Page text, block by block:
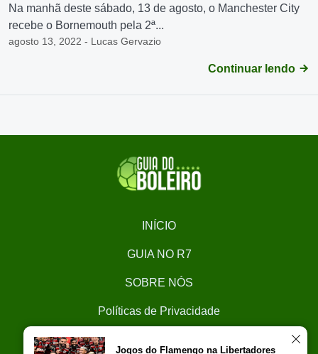
Na manhã deste sábado, 13 de agosto, o Manchester City
recebe o Bornemouth pela 2ª...
agosto 13, 2022 - Lucas Gervazio
Continuar lendo
INÍCIO
GUIA NO R7
SOBRE NÓS
Políticas de Privacidade
Jogos do Flamengo na Libertadores